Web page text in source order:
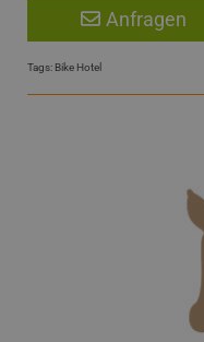
Anfragen
Tags: Bike Hotel